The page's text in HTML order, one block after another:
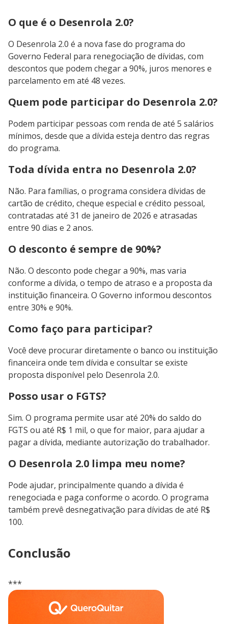
O que é o Desenrola 2.0?
O Desenrola 2.0 é a nova fase do programa do
Governo Federal para renegociação de dívidas, com
descontos que podem chegar a 90%, juros menores e
parcelamento em até 48 vezes.
Quem pode participar do Desenrola 2.0?
Podem participar pessoas com renda de até 5 salários
mínimos, desde que a dívida esteja dentro das regras
do programa.
Toda dívida entra no Desenrola 2.0?
Não. Para famílias, o programa considera dívidas de
cartão de crédito, cheque especial e crédito pessoal,
contratadas até 31 de janeiro de 2026 e atrasadas
entre 90 dias e 2 anos.
O desconto é sempre de 90%?
Não. O desconto pode chegar a 90%, mas varia
conforme a dívida, o tempo de atraso e a proposta da
instituição financeira. O Governo informou descontos
entre 30% e 90%.
Como faço para participar?
Você deve procurar diretamente o banco ou instituição
financeira onde tem dívida e consultar se existe
proposta disponível pelo Desenrola 2.0.
Posso usar o FGTS?
Sim. O programa permite usar até 20% do saldo do
FGTS ou até R$ 1 mil, o que for maior, para ajudar a
pagar a dívida, mediante autorização do trabalhador.
O Desenrola 2.0 limpa meu nome?
Pode ajudar, principalmente quando a dívida é
renegociada e paga conforme o acordo. O programa
também prevê desnegativação para dívidas de até R$
100.
Conclusão
***